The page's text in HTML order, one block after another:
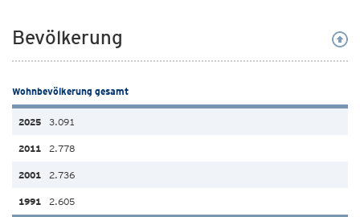
Bevölkerung
Wohnbevölkerung gesamt
3.091
2.778
2.736
2.605